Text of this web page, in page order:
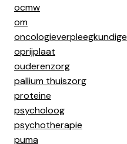
ocmw
om
oncologieverpleegkundige
oprijplaat
ouderenzorg
pallium thuiszorg
proteine
psycholoog
psychotherapie
puma